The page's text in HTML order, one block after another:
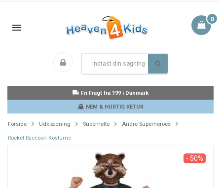
0
Fri Fragt fra 199 i Danmark
NEM & HURTIG RETUR
Forside Udklædning Superhelte Andre Superheroes
Rocket Raccoon Kostume
- 50%